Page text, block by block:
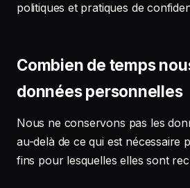
politiques et pratiques de
Combien de temps
données personnelles
Nous ne conservons pas les
au-delà de ce qui est nécessaire
fins pour lesquelles elles sont